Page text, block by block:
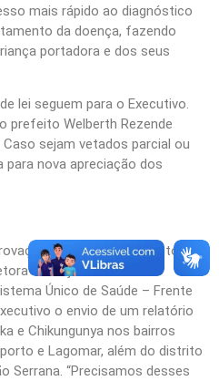
mais rápido ao diagnóstico
da doença, fazendo
portadora e dos seus
lei seguem para o Executivo.
prefeito Welberth Rezende
sejam vetados parcial ou
nova apreciação dos
de dois requerimentos. O
a criação da Frente
Único de Saúde – Frente
o envio de um relatório
e Chikungunya nos bairros
e Lagomar, além do distrito
Serrana. “Precisamos desses